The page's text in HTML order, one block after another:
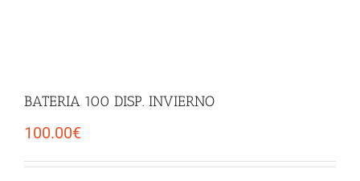
BATERIA 100 DISP. INVIERNO
100.00€